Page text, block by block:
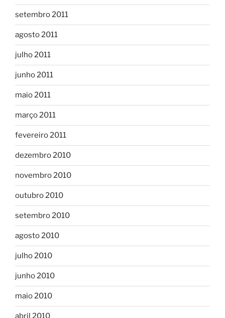
setembro 2011
agosto 2011
julho 2011
junho 2011
maio 2011
março 2011
fevereiro 2011
dezembro 2010
novembro 2010
outubro 2010
setembro 2010
agosto 2010
julho 2010
junho 2010
maio 2010
abril 2010